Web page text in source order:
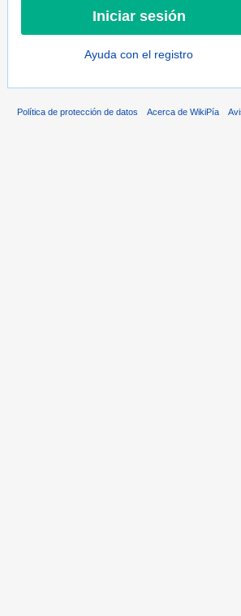
Ayuda con el registro
Política de protección de datos Acerca de WikiPía